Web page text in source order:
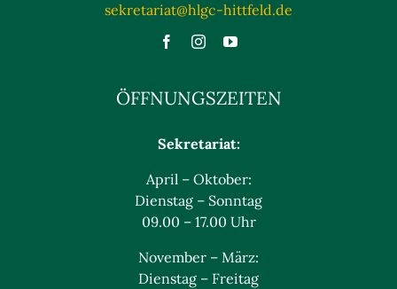
sekretariat@hlgc-hittfeld.de
ÖFFNUNGSZEITEN
Sekretariat:
April – Oktober:
Dienstag – Sonntag
09.00 – 17.00 Uhr
November – März:
Dienstag – Freitag